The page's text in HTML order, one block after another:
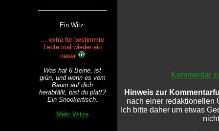
Ein Witz:
... extra für bestimmte
Leute mal wieder ein
neuer
Was hat 6 Beine, ist
grün, und wenn es vom
Baum auf dich
herabfällt, bist du platt?
Ein Snookertisch.
Mehr Witze
Kommentar
Hinweis zur
nach einer redaktionellen
Ich bitte daher um etwas